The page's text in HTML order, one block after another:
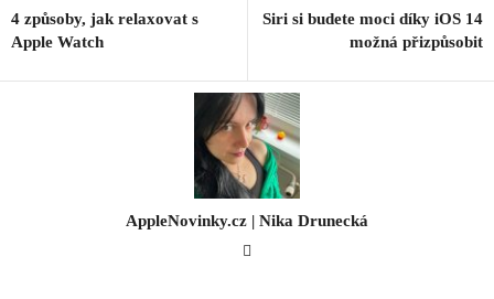
4 způsoby, jak relaxovat s
Apple Watch
Siri si budete moci díky iOS 14
možná přizpůsobit
AppleNovinky.cz | Nika Drunecká